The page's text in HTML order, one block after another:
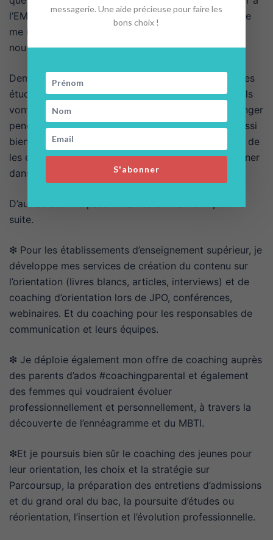
l’EMLV – Ecole de Management Léonard de Vinci. Je
me réjouis de les retrouver et de rencontrer les
nouveaux.
Demain, j’animerai une journée de séminaire avec des
étudiants de 4ème année de l’EMLV #BacktoParis. Ils
vont revisiter et partager leurs expériences à l’étranger
pendant 1 an, en valorisant leurs apprentissages aussi
bien sur eux-mêmes que sur l’interculturel. J’ai hâte de
les entendre comme l’an passé et de les accompagner
dans ces découvertes !
D’autres activité passionnantes sont à venir pour la
suite.
❇ Pour les établissements d’enseignement supérieur, je
développe mes services de création du contenu sur
l’orientation (livres blancs, articles, interviews) et de
coaching d’orientation lors de JPO, conférences,
webinaires. Et du coaching pour les responsables de
communication et leurs équipes.
❇ Je déploie également mon offre de coaching auprès
des parents d’ados #coachingparental et également
des femmes qui voudraient évoluer
professionnellement et personnellement, à travers la
découverte de l’ennéagramme et du MBTI.
❇Et je poursuis bien sûr le coaching des jeunes pour
leur orientation, les choix et la stratégie sur
Parcoursup, la préparation des entretiens d’admissions
et du grand oral du bac, la poursuite d’études ou
réorientation, l’insertion et l’évolution professionnelle.
messagerie. Une aide précieuse pour faire les
bons choix !
S'abonner